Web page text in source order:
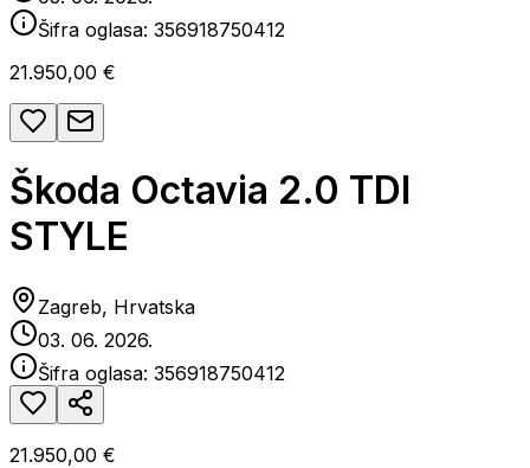
Šifra oglasa: 356918750412
21.950,00 €
Škoda Octavia 2.0 TDI
STYLE
Zagreb, Hrvatska
03. 06. 2026.
Šifra oglasa: 356918750412
21.950,00 €